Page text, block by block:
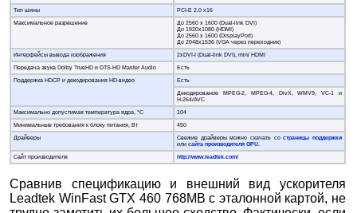
Тип шины
PCI-E 2.0 x16
Максимальное разрешение
До 2560 x 1600 (Dual-link DVI)
До 1920x1080 (HDMI)
До 2560 x 1600 (DisplayPort)
До 2048x1536 (VGA через переходник)
Интерфейсы вывода изображения
2xDVI-I (Dual-link DVI), mini HDMI
Передача звука Dolby TrueHD и DTS-HD Master Audio
Есть
Поддержка HDCP и декодирования HD-видео
Есть
Декодирование MPEG-2, MPEG-4, DivX, WMV9, VC-1 и
H.264/AVC
Максимально допустимая температура ядра, °С
104
Минимальные требования к блоку питания, Вт
450
Драйверы
Свежие драйверы можно скачать состраницы поддержки
илисайта производителя GPU.
Сайт производителя
http://www.leadtek.com/
Сравнив спецификацию и внешний вид ускорителя
Leadtek WinFast GTX 460 768MB с эталонной картой, не